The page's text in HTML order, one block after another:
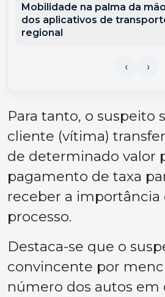
Mobilidade na palma da
dos aplicativos de
regional
Para tanto, o suspeito
cliente (vítima)
de determinado valor
pagamento de taxa
receber a importância
processo.
Destaca-se que o
convincente por
número dos autos em